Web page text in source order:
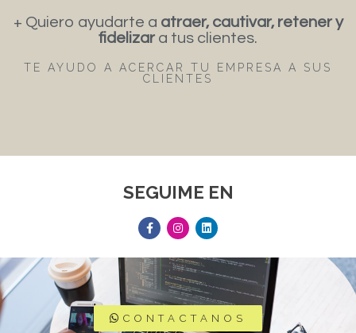
+ Quiero ayudarte a atraer, cautivar, retener y
fidelizar a tus clientes.
TE AYUDO A ACERCAR TU EMPRESA A SUS
CLIENTES
SEGUIME EN
CONTACTANOS